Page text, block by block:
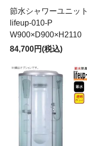
節水シャワーユニット
lifeup-010-P
W900×D900×H2110
84,700円(税込)